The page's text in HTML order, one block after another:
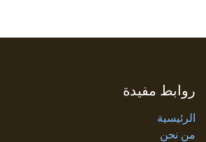
روابط مفيدة
الرئيسية
من نحن